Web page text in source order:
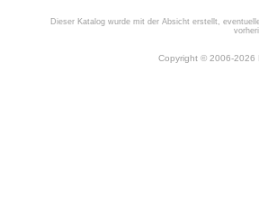
Dieser Katalog wurde mit der Absicht erstellt,
Copyright © 2006-2026